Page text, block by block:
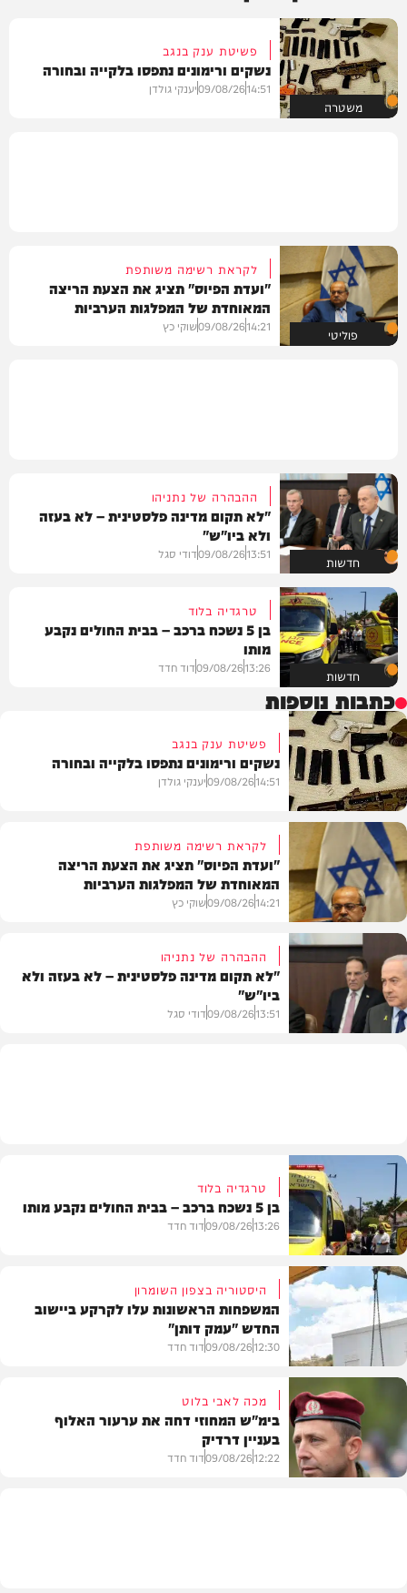
משטרה
פשיטת ענק בנגב
נשקים ורימונים נתפסו בלקייה ובחורה
14:51
09/08/26יענקי גולדן
פוליטי
לקראת רשימה משותפת
"ועדת הפיוס" תציג את הצעת הריצה
המאוחדת של המפלגות הערביות
14:21
09/08/26שוקי כץ
חדשות
ההבהרה של נתניהו
"לא תקום מדינה פלסטינית – לא בעזה
ולא ביו"ש"
13:51
09/08/26דודי סגל
חדשות
טרגדיה בלוד
בן 5 נשכח ברכב – בבית החולים נקבע
מותו
13:26
09/08/26דוד חדד
כתבות נוספות
משטרה
פשיטת ענק בנגב
נשקים ורימונים נתפסו בלקייה ובחורה
14:51
09/08/26יענקי גולדן
פוליטי
לקראת רשימה משותפת
"ועדת הפיוס" תציג את הצעת הריצה
המאוחדת של המפלגות הערביות
14:21
09/08/26שוקי כץ
ההבהרה של נתניהו
"לא תקום מדינה פלסטינית – לא בעזה ולא
ביו"ש"
13:51
09/08/26דודי סגל
חדשות
טרגדיה בלוד
בן 5 נשכח ברכב – בבית החולים נקבע מותו
13:26
09/08/26דוד חדד
בארץ
היסטוריה בצפון השומרון
המשפחות הראשונות עלו לקרקע ביישוב
החדש "עמק דותן"
12:30
09/08/26דוד חדד
מכה לאבי בלוט
בימ"ש המחוזי דחה את ערעור האלוף
בעניין דרדיק
12:22
09/08/26דוד חדד